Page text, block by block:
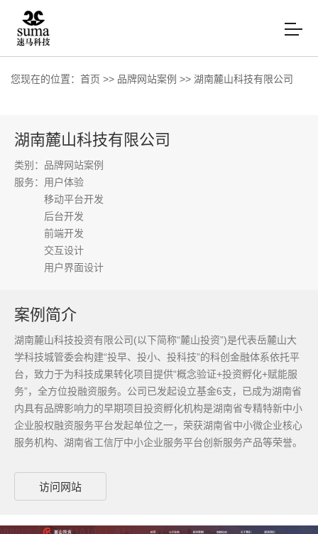
您现在的位置： 首页 >> 品牌网站案例 >> 湖南麓山科技有限公司
湖南麓山科技有限公司
类别：品牌网站案例
服务： 用户体验
移动平台开发
后台开发
前端开发
交互设计
用户界面设计
案例简介
湖南麓山科技投资有限公司(以下简称“麓山投资”)是代表岳麓山大
学科技城管委会构建“投早、投小、投科技”的科创金融体系依托平
台，致力于为科技成果转化项目提供“概念验证+投资孵化+赋能服
务”，全方位投融资服务。公司已发起设立基金6支，已成为湖南省
内具有品牌影响力的早期项目投资孵化机构是湖南省专精特新中小
企业股权融资服务平台发起单位之一，荣获湖南省中小微企业核心
服务机构、湖南省工信厅中小企业服务平台创新服务产品等荣誉。
访问网站